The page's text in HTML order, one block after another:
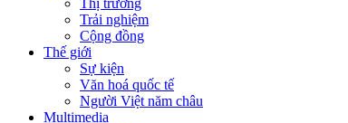
Thị trường
Trải nghiệm
Cộng đồng
Thế giới
Sự kiện
Văn hoá quốc tế
Người Việt năm châu
Multimedia